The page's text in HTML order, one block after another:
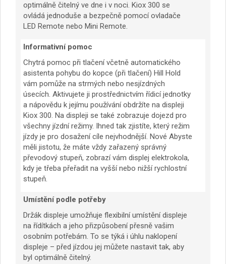
optimálně čitelný ve dne i v noci. Kiox 300 se
ovládá jednoduše a bezpečně pomocí ovladače
LED Remote nebo Mini Remote.
Informativní pomoc
Chytrá pomoc při tlačení včetně automatického
asistenta pohybu do kopce (při tlačení) Hill Hold
vám pomůže na strmých nebo nesjízdných
úsecích. Aktivujete ji prostřednictvím řídicí jednotky
a nápovědu k jejímu používání obdržíte na displeji
Kiox 300. Na displeji se také zobrazuje dojezd pro
všechny jízdní režimy. Ihned tak zjistíte, který režim
jízdy je pro dosažení cíle nejvhodnější. Nové Abyste
měli jistotu, že máte vždy zařazený správný
převodový stupeň, zobrazí vám displej elektrokola,
kdy je třeba přeřadit na vyšší nebo nižší rychlostní
stupeň.
Umístění podle potřeby
Držák displeje umožňuje flexibilní umístění displeje
na řídítkách a jeho přizpůsobení přesně vašim
osobním potřebám. To se týká i úhlu naklopení
displeje – před jízdou jej můžete nastavit tak, aby
byl optimálně čitelný.